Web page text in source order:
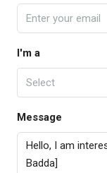
I'm a
Select
Message